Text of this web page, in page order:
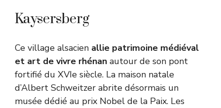
Kaysersberg
Ce village alsacien allie patrimoine médiéval
et art de vivre rhénan autour de son pont
fortifié du XVIe siècle. La maison natale
d’Albert Schweitzer abrite désormais un
musée dédié au prix Nobel de la Paix. Les